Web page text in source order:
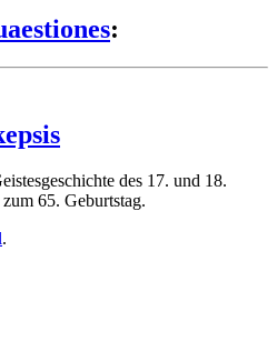
:
des 17. und 18.
zum 65. Geburtstag.
.